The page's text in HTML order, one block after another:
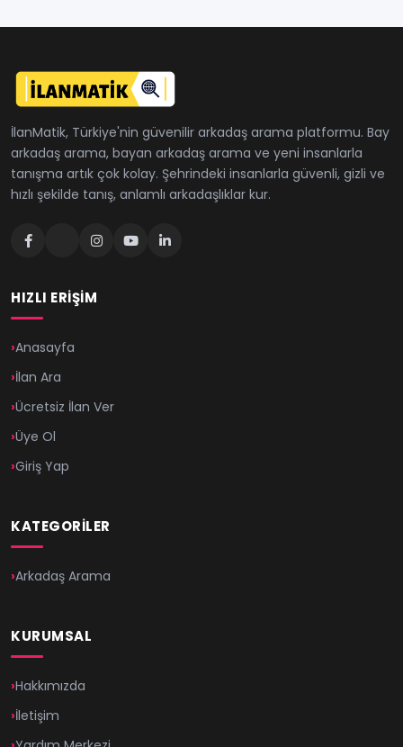
İlanMatik, Türkiye'nin güvenilir arkadaş arama platformu. Bay
arkadaş arama, bayan arkadaş arama ve yeni insanlarla
tanışma artık çok kolay. Şehrindeki insanlarla güvenli, gizli ve
hızlı şekilde tanış, anlamlı arkadaşlıklar kur.
HIZLI ERIŞIM
Anasayfa
İlan Ara
Ücretsiz İlan Ver
Üye Ol
Giriş Yap
KATEGORILER
Arkadaş Arama
KURUMSAL
Hakkımızda
İletişim